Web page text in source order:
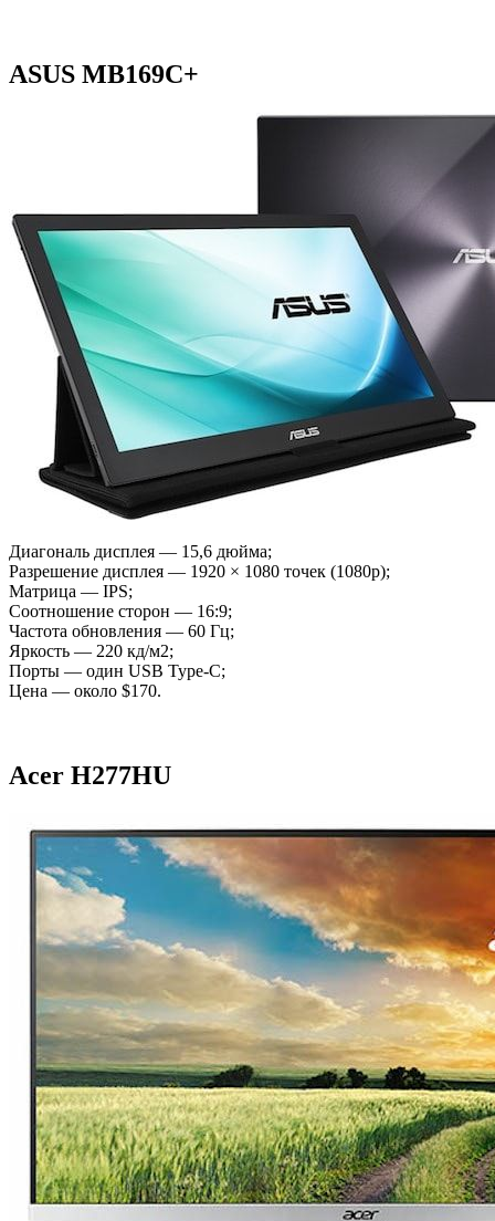
ASUS MB169C+
Диагональ дисплея — 15,6 дюйма;
Разрешение дисплея — 1920 × 1080 точек (1080p);
Матрица — IPS;
Соотношение сторон — 16:9;
Частота обновления — 60 Гц;
Яркость — 220 кд/м2;
Порты — один USB Type-C;
Цена — около $170.
Acer H277HU